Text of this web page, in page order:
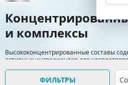
и комплексы
Высококонцентрированные составы
активных ингредиентов для
ФИЛЬТРЫ